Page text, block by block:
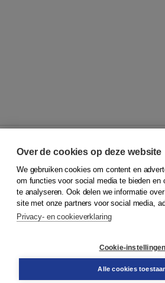
© 2026Koninklijke Boom uitgevers
Klantenservice
Service & informatie
Contact
Over de cookies op deze website
We gebruiken cookies om content en
om functies voor social media te bieden en
te analyseren. Ook delen we informatie
site met onze partners voor social media,
Privacy- en cookieverklaring
Cookie-instellingen
Alle cookies